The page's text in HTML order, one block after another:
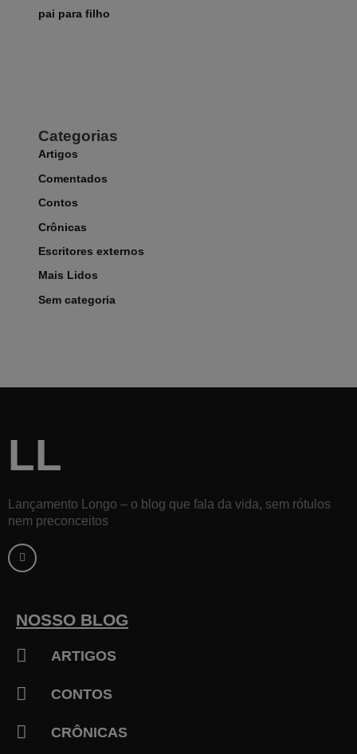
pai para filho
Categorias
Artigos
Comentados
Contos
Crônicas
Escritores externos
Mais Lidos
Sem categoria
LL
Lançamento Longo – o blog que fala da vida, sem rótulos
nem preconceitos
a
c
e
k
-
NOSSO BLOG
ARTIGOS
CONTOS
CRÔNICAS